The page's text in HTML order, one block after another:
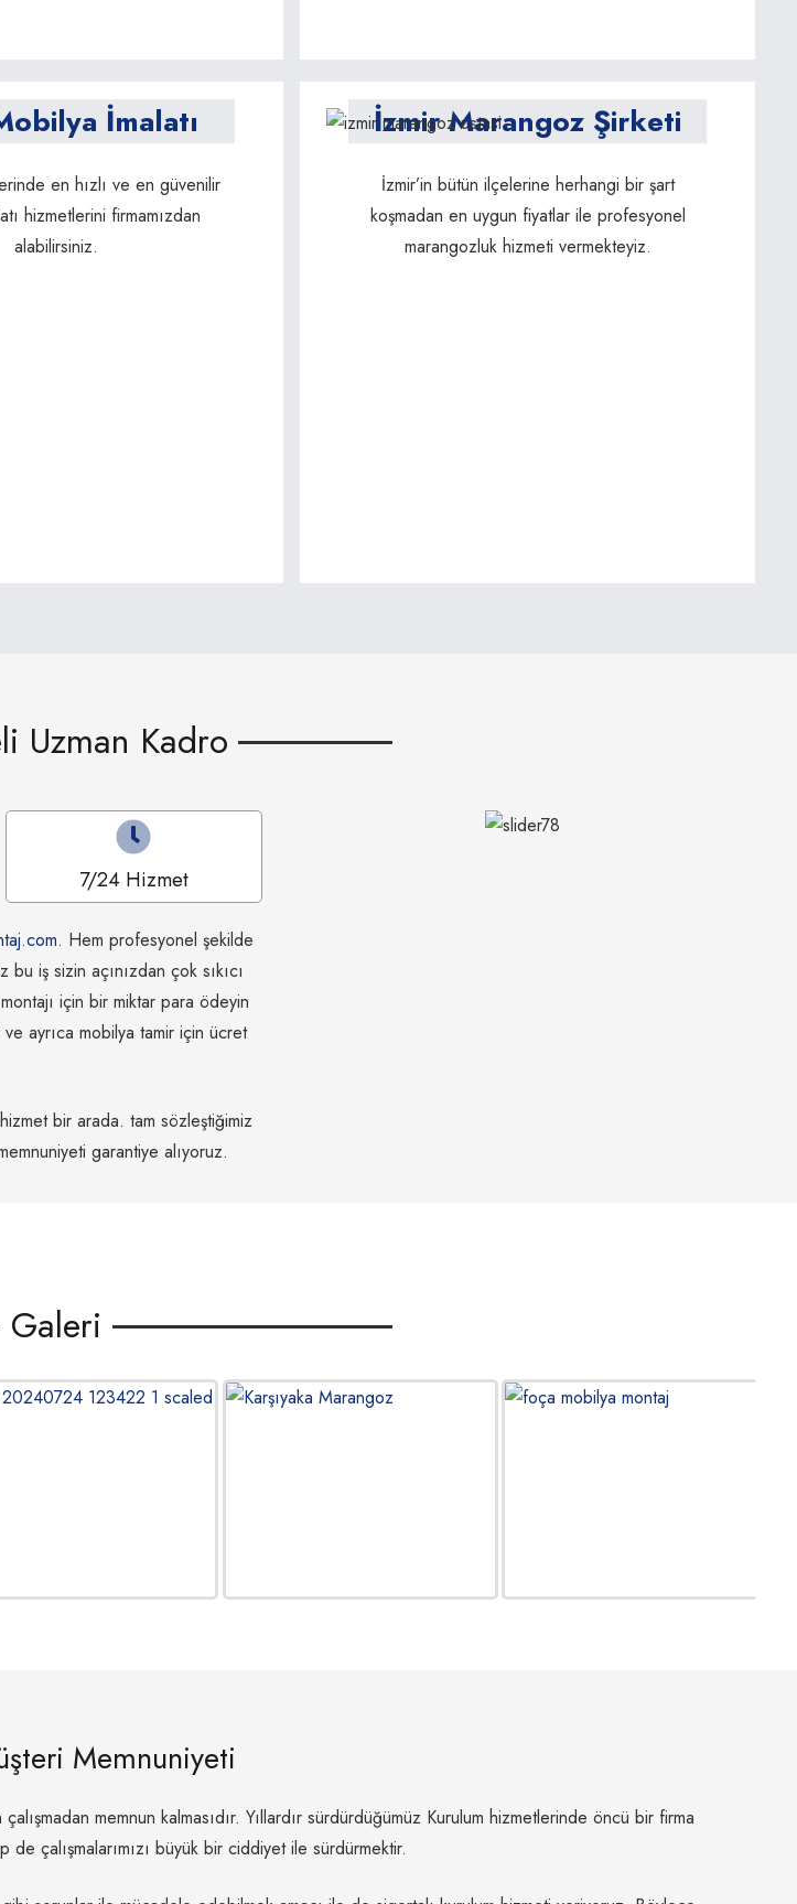
İmalatı
en hızlı ve en güvenilir
hizmetlerini firmamızdan
alabilirsiniz.
İzmir Marangoz Şirketi
İzmir’in bütün ilçelerine herhangi bir şart
koşmadan en uygun fiyatlar ile profesyonel
marangozluk hizmeti vermekteyiz.
Uzman Kadro
7/24 Hizmet
. Hem profesyonel şekilde
iş sizin açınızdan çok sıkıcı
için bir miktar para ödeyin
ayrıca mobilya tamir için ücret
bir arada. tam sözleştiğimiz
garantiye alıyoruz.
Galeri
Memnuniyeti
memnun kalmasıdır. Yıllardır sürdürdüğümüz Kurulum hizmetlerinde öncü bir firma
de çalışmalarımızı büyük bir ciddiyet ile sürdürmektir.